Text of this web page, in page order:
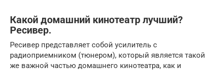
Какой домашний кинотеатр лучший?
Ресивер.
Ресивер представляет собой усилитель с
радиоприемником (тюнером), который является такой
же важной частью домашнего кинотеатра, как и